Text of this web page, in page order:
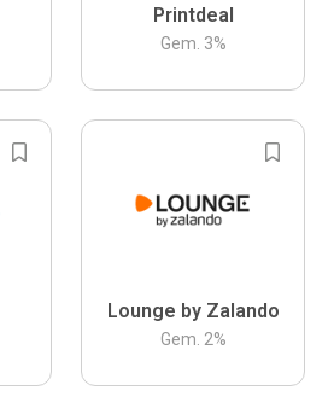
Printdeal
Gem. 3%
Lounge by Zalando
Gem. 2%